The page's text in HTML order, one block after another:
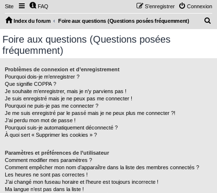
Site FAQ Connexion
S’enregistrer
Index du forum Foire aux questions (Questions posées fréquemment)
Foire aux questions (Questions posées
fréquemment)
Problèmes de connexion et d’enregistrement
Pourquoi dois-je m’enregistrer ?
Que signifie COPPA ?
Je souhaite m’enregistrer, mais je n’y parviens pas !
Je suis enregistré mais je ne peux pas me connecter !
Pourquoi ne puis-je pas me connecter ?
Je me suis enregistré par le passé mais je ne peux plus me connecter ?!
J’ai perdu mon mot de passe !
Pourquoi suis-je automatiquement déconnecté ?
À quoi sert « Supprimer les cookies » ?
Paramètres et préférences de l’utilisateur
Comment modifier mes paramètres ?
Comment empêcher mon nom d’apparaître dans la liste des membres connectés ?
Les heures ne sont pas correctes !
J’ai changé mon fuseau horaire et l’heure est toujours incorrecte !
Ma langue n’est pas dans la liste !